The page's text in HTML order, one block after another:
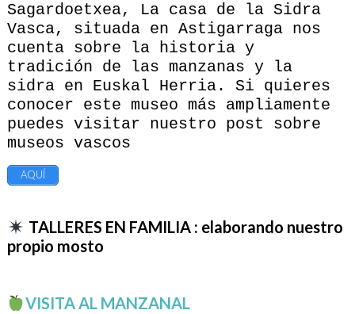
Sagardoetxea, La casa de la Sidra
Vasca, situada en Astigarraga nos
cuenta sobre la historia y
tradición de las manzanas y la
sidra en Euskal Herria. Si quieres
conocer este museo más ampliamente
puedes visitar nuestro post sobre
museos vascos
AQUÍ
TALLERES EN FAMILIA : elaborando nuestro
propio mosto
VISITA AL MANZANAL